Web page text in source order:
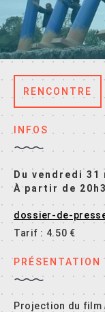
RENCONTRE
INFOS
Du vendredi 31
À partir de
dossier-de-
Tarif : 4.50 €
PRÉSENTATION
Projection du film